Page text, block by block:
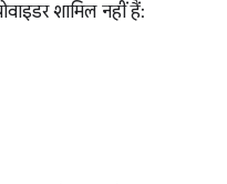
शामिल नहीं हैं: